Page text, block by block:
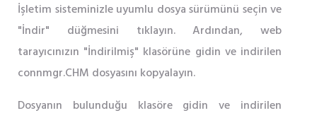
İşletim sisteminizle uyumlu dosya sürümünü seçin ve
"İndir" düğmesini tıklayın. Ardından, web
tarayıcınızın "İndirilmiş" klasörüne gidin ve indirilen
connmgr.CHM dosyasını kopyalayın.
Dosyanın bulunduğu klasöre gidin ve indirilen